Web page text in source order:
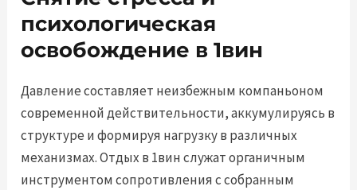
психологическая
освобождение в 1вин
Давление составляет неизбежным компаньоном
современной действительности, аккумулируясь в
структуре и формируя нагрузку в различных
механизмах. Отдых в 1вин служат органичным
инструментом сопротивления с собранным